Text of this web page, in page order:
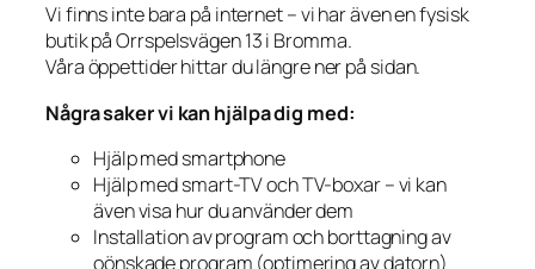
Vi finns inte bara på internet – vi har även en fysisk
butik på Orrspelsvägen 13 i Bromma.
Våra öppettider hittar du längre ner på sidan.
Några saker vi kan hjälpa dig med:
Hjälp med smartphone
Hjälp med smart-TV och TV-boxar – vi kan
även visa hur du använder dem
Installation av program och borttagning av
oönskade program (optimering av datorn)